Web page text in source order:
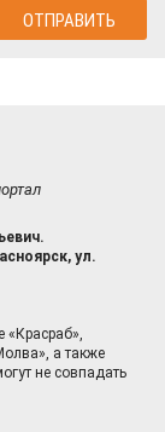
ул.
«Красраб»,
а также
не совпадать